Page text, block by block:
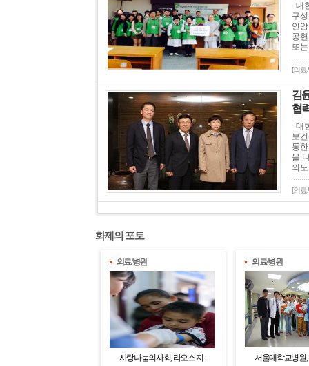
대
구
안
공
또
[의료
김
협
대
보
통
을
의
[의료
화제의 포토
의료/병원
사랑나눔의사회, 라오스 지..
의료/병원
서울대학교병원,